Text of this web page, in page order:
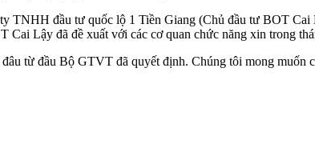
TNHH đầu tư quốc lộ 1 Tiền Giang (Chủ đầu tư BOT
Lậy đã đề xuất với các cơ quan chức năng xin trong
từ đầu Bộ GTVT đã quyết định. Chúng tôi mong muốn